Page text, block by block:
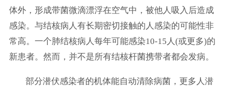
体外，形成带菌微滴漂浮在空气中，被他人吸入后造成
感染。与结核病人有长期密切接触的人感染的可能性非
常高。一个肺结核病人每年可能感染10-15人(或更多)的
新患者。然而，并不是所有结核杆菌携带者都会发病。
部分潜伏感染者的机体能自动清除病菌，更多人潜